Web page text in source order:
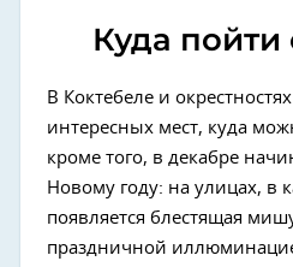
Куда пойти
В Коктебеле и
интересных мест, куда
кроме того, в декабре
Новому году: на улицах, в
появляется блестящая
праздничной